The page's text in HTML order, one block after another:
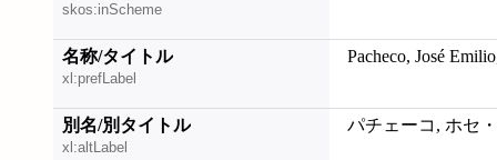
skos:inScheme
名称/タイトル
xl:prefLabel
Pacheco, José
別名/別タイトル
xl:altLabel
パチェーコ, ホセ